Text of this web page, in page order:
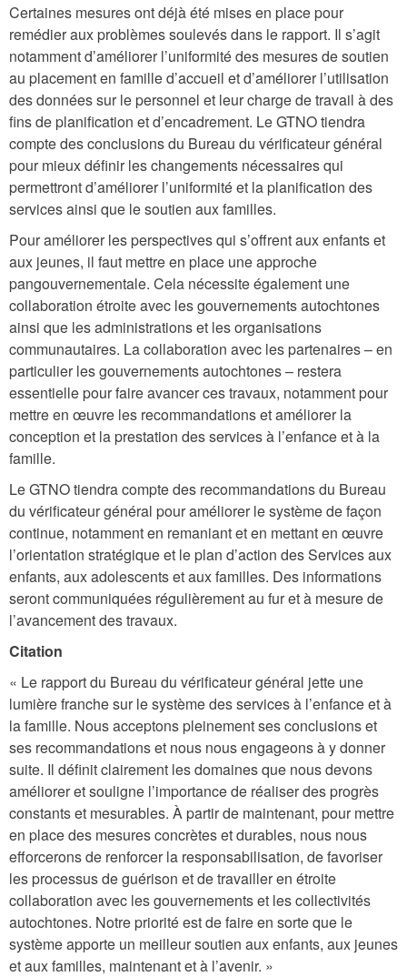
Certaines mesures ont déjà été mises en place pour
remédier aux problèmes soulevés dans le rapport. Il s’agit
notamment d’améliorer l’uniformité des mesures de soutien
au placement en famille d’accueil et d’améliorer l’utilisation
des données sur le personnel et leur charge de travail à des
fins de planification et d’encadrement. Le GTNO tiendra
compte des conclusions du Bureau du vérificateur général
pour mieux définir les changements nécessaires qui
permettront d’améliorer l’uniformité et la planification des
services ainsi que le soutien aux familles.
Pour améliorer les perspectives qui s’offrent aux enfants et
aux jeunes, il faut mettre en place une approche
pangouvernementale. Cela nécessite également une
collaboration étroite avec les gouvernements autochtones
ainsi que les administrations et les organisations
communautaires. La collaboration avec les partenaires – en
particulier les gouvernements autochtones – restera
essentielle pour faire avancer ces travaux, notamment pour
mettre en œuvre les recommandations et améliorer la
conception et la prestation des services à l’enfance et à la
famille.
Le GTNO tiendra compte des recommandations du Bureau
du vérificateur général pour améliorer le système de façon
continue, notamment en remaniant et en mettant en œuvre
l’orientation stratégique et le plan d’action des Services aux
enfants, aux adolescents et aux familles. Des informations
seront communiquées régulièrement au fur et à mesure de
l’avancement des travaux.
Citation
« Le rapport du Bureau du vérificateur général jette une
lumière franche sur le système des services à l’enfance et à
la famille. Nous acceptons pleinement ses conclusions et
ses recommandations et nous nous engageons à y donner
suite. Il définit clairement les domaines que nous devons
améliorer et souligne l’importance de réaliser des progrès
constants et mesurables. À partir de maintenant, pour mettre
en place des mesures concrètes et durables, nous nous
efforcerons de renforcer la responsabilisation, de favoriser
les processus de guérison et de travailler en étroite
collaboration avec les gouvernements et les collectivités
autochtones. Notre priorité est de faire en sorte que le
système apporte un meilleur soutien aux enfants, aux jeunes
et aux familles, maintenant et à l’avenir. »